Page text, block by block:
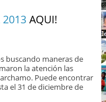
2013 AQUI!
buscando maneras de
la atención las
Puede encontrar
el 31 de diciembre de